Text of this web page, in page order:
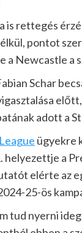
is rettegés
pontot
a Newcastle a
Schar
adott a St
ügyekre
helyezettje a
elérte az
25-ös
tud nyerni